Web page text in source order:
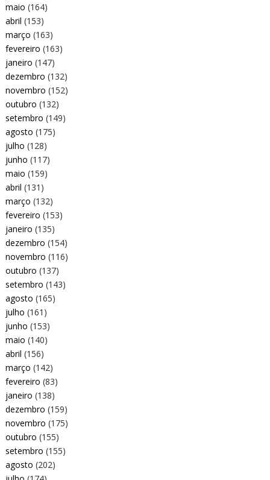
maio (164)
abril (153)
março (163)
fevereiro (163)
janeiro (147)
dezembro (132)
novembro (152)
outubro (132)
setembro (149)
agosto (175)
julho (128)
junho (117)
maio (159)
abril (131)
março (132)
fevereiro (153)
janeiro (135)
dezembro (154)
novembro (116)
outubro (137)
setembro (143)
agosto (165)
julho (161)
junho (153)
maio (140)
abril (156)
março (142)
fevereiro (83)
janeiro (138)
dezembro (159)
novembro (175)
outubro (155)
setembro (155)
agosto (202)